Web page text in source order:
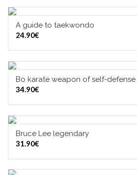
LISÄÄ OSTOSKORIIN
A guide to taekwondo
24.90€
LISÄÄ OSTOSKORIIN
Bo karate weapon of self-defense
34.90€
Bruce Lee legendary
31.90€